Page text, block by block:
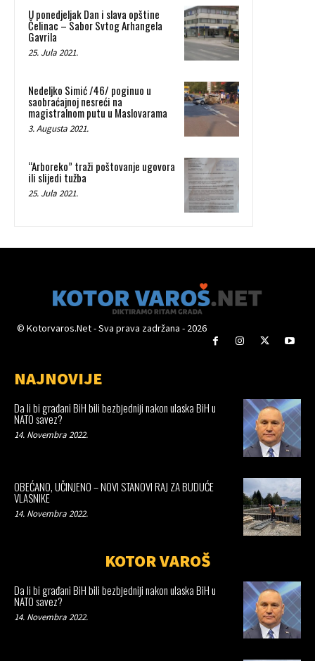
U ponedjeljak Dan i slava opštine
Čelinac – Sabor Svtog Arhangela
Gavrila
25. Jula 2021.
Nedeljko Simić /46/ poginuo u
saobraćajnoj nesreći na
magistralnom putu u Maslovarama
3. Augusta 2021.
“Arboreko” traži poštovanje ugovora
ili slijedi tužba
25. Jula 2021.
© Kotorvaros.Net - Sva prava zadržana - 2026
NAJNOVIJE
Da li bi građani BiH bili bezbjedniji nakon ulaska BiH u
NATO savez?
14. Novembra 2022.
OBEĆANO, UČINJENO – NOVI STANOVI RAJ ZA BUDUĆE
VLASNIKE
14. Novembra 2022.
KOTOR VAROŠ
Da li bi građani BiH bili bezbjedniji nakon ulaska BiH u
NATO savez?
14. Novembra 2022.